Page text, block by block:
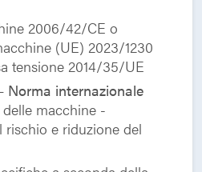
2006/42/CE o
(UE) 2023/1230
tensione 2014/35/UE
Norma internazionale
macchine -
rischio e riduzione del